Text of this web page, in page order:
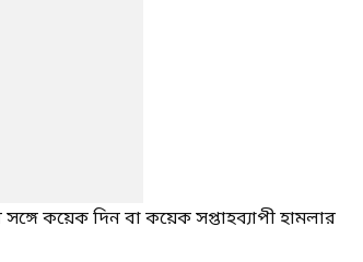
সঙ্গে কয়েক দিন বা কয়েক সপ্তাহব্যাপী হামলার